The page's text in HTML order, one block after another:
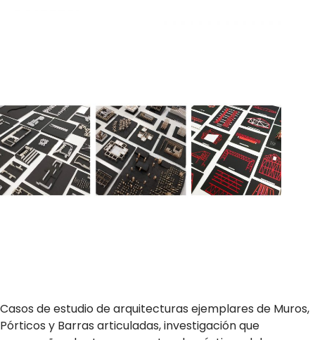
Casos de estudio de arquitecturas ejemplares de Muros,
Pórticos y Barras articuladas, investigación que